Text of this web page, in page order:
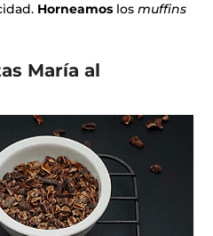
Horneamos losmuffins
María al